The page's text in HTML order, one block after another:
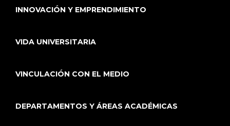
INNOVACIÓN Y EMPRENDIMIENTO
VIDA UNIVERSITARIA
VINCULACIÓN CON EL MEDIO
DEPARTAMENTOS Y ÁREAS ACADÉMICAS